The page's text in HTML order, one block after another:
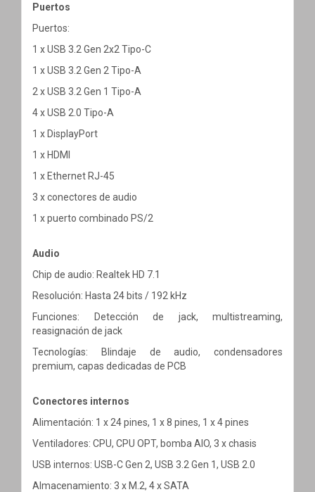
Puertos
Puertos:
1 x USB 3.2 Gen 2x2 Tipo-C
1 x USB 3.2 Gen 2 Tipo-A
2 x USB 3.2 Gen 1 Tipo-A
4 x USB 2.0 Tipo-A
1 x DisplayPort
1 x HDMI
1 x Ethernet RJ-45
3 x conectores de audio
1 x puerto combinado PS/2
Audio
Chip de audio: Realtek HD 7.1
Resolución: Hasta 24 bits / 192 kHz
Funciones: Detección de jack, multistreaming,
reasignación de jack
Tecnologías: Blindaje de audio, condensadores
premium, capas dedicadas de PCB
Conectores internos
Alimentación: 1 x 24 pines, 1 x 8 pines, 1 x 4 pines
Ventiladores: CPU, CPU OPT, bomba AIO, 3 x chasis
USB internos: USB-C Gen 2, USB 3.2 Gen 1, USB 2.0
Almacenamiento: 3 x M.2, 4 x SATA